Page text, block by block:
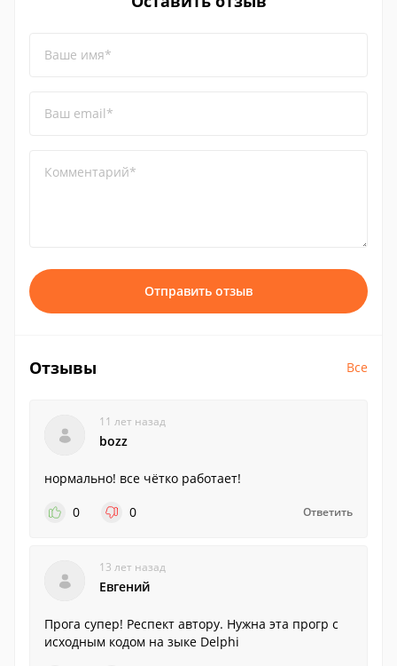
Ваше имя*
Ваш email*
Комментарий*
Отправить отзыв
Отзывы Все
11 лет назад
bozz
нормально! все чётко работает!
0
0 Ответить
13 лет назад
Евгений
Прога супер! Респект автору. Нужна эта прогр с
исходным кодом на зыке Delphi